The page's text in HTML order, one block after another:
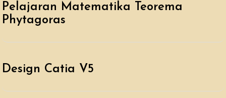
Pelajaran Matematika Teorema
Phytagoras
Design Catia V5